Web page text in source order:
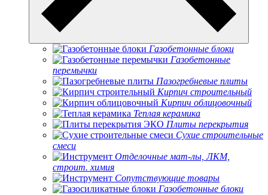
Газобетонные блоки
Газобетонные
перемычки
Пазогребневые плиты
Кирпич строительный
Кирпич облицовочный
Теплая керамика
Плиты перекрытия
Сухие строительные
смеси
Отделочные мат-лы, ЛКМ,
строит. химия
Сопутствующие товары
Газобетонные блоки